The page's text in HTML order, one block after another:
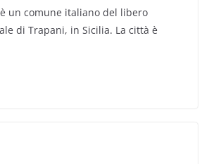
un comune italiano del libero
di Trapani, in Sicilia. La città è